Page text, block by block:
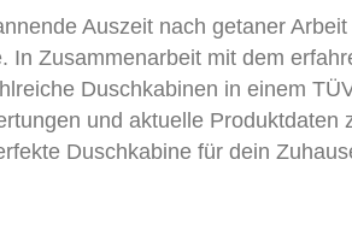
Auszeit nach getaner
Zusammenarbeit mit dem
Duschkabinen in einem
und aktuelle Produktdaten
Duschkabine für dein